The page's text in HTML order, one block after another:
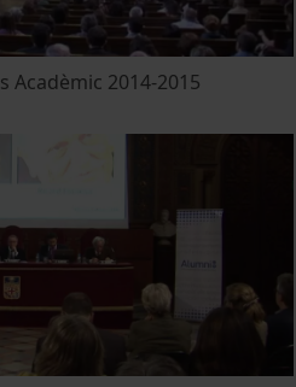
Acadèmic 2014-2015